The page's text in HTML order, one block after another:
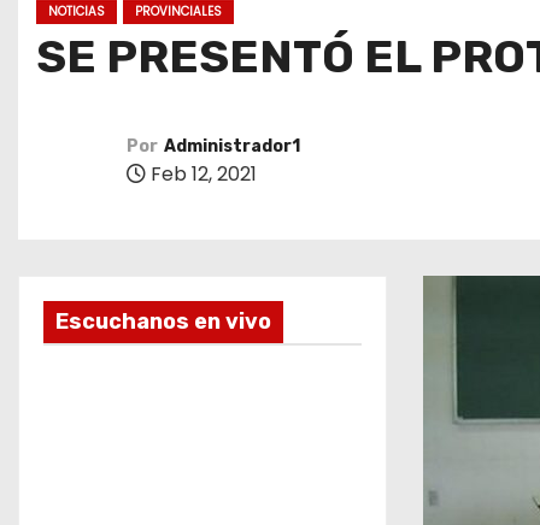
NOTICIAS PROVINCIALES
SE PRESENTÓ EL
Por Administrador1
Feb 12, 2021
Escuchanos en vivo